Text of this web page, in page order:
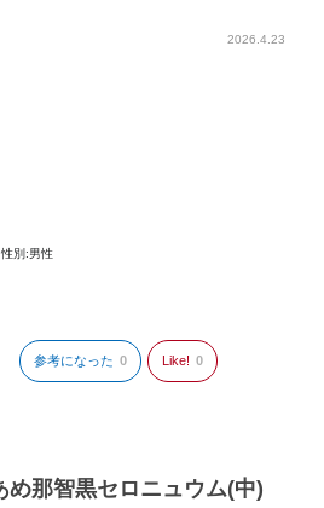
2026.4.23
性別:男性
参考になった 0 Like! 0
め那智黒セロニュウム(中)